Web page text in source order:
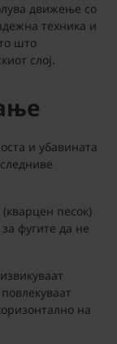
движење со
техника и
што
слој.
и убавината
песок)
фугите да не
на